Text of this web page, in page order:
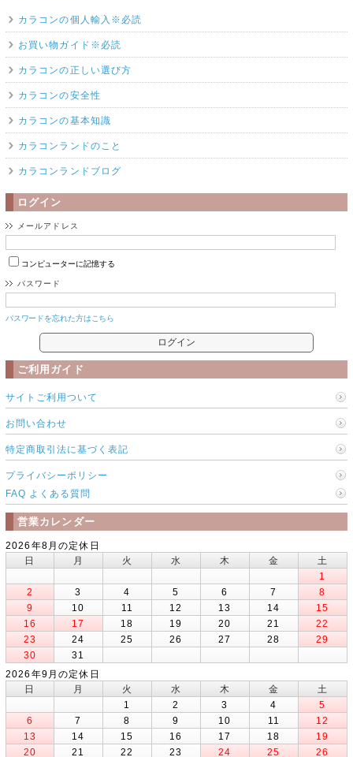
カラコンの個人輸入※必読
お買い物ガイド※必読
カラコンの正しい選び方
カラコンの安全性
カラコンの基本知識
カラコンランドのこと
カラコンランドブログ
ログイン
メールアドレス
コンピューターに記憶する
パスワード
パスワードを忘れた方はこちら
ご利用ガイド
サイトご利用ついて
お問い合わせ
特定商取引法に基づく表記
プライバシーポリシー
FAQ よくある質問
営業カレンダー
2026年8月の定休日
日
月 火 水 木 金
土
1
2
3 4 5 6 7
8
9
10 11 12 13 14
15
16
17 18 19 20 21
22
23
24 25 26 27 28
29
30
31
2026年9月の定休日
日
月 火 水 木 金
土
1
2 3 4
5
6
7 8 9 10 11
12
13
14 15 16 17 18
19
20
21 22 23 24 25 26